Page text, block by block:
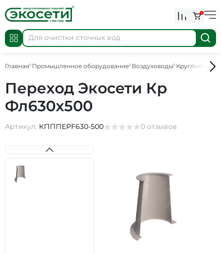
0
Главная Промышленное оборудование Воздуховоды Круглые
Переход Экосети Кр
Фл630х500
Артикул: КПППEPF630-500 0 отзывов